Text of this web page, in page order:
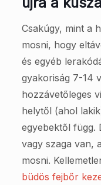
Csakúgy, mint a
mosni, hogy
és egyéb
gyakoriság 7-14
hozzávetőleges
helytől (ahol
egyebektől függ.
vagy szaga van,
mosni.
büdös fejbőr